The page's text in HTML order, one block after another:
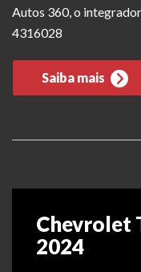
Autos 360, o
4316028
Saiba mais
Chevrolet
2024